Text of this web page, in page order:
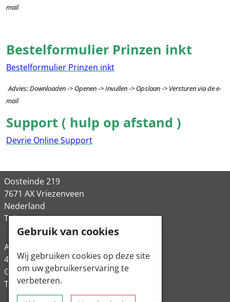
mail
Bestelformulier Prinzen inkt
Bestelformulier Prinzen inkt
Advies: Downloaden -> Openen -> Invullen -> Opslaan -> Versturen via de e-
mail
Support ( hulp op afstand )
Devrie Online Support
Oosteinde 219
7671 AX Vriezenveen
Nederland
Tel: +31-(0)546-564951
Anton-Schlecker-Straße 1
49324 Melle
Germany
Tel: +49-(0)5422-96270
Gebruik van cookies
Wij gebruiken cookies op deze site
om uw gebruikerservaring te
verbeteren.